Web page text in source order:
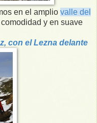
en el amplio valle del
y en suave
con el Lezna delante